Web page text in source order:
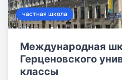
частная школа
Международная
Герценовского
классы